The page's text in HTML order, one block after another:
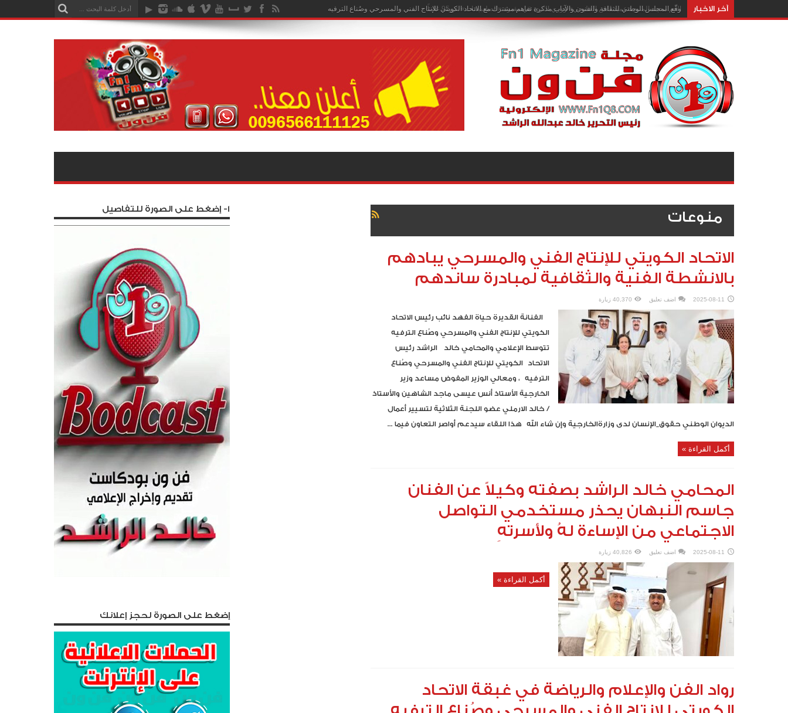
آخر الاخبار وقّع المجلس الوطني للثقافة والفنون والآداب مذكرة تفاهم مشترك مع الاتحاد الكويتي للإنتاج الفني والمسرحي وصُناع الترفيه
منوعات
الاتحاد الكويتي للإنتاج الفني والمسرحي يبادهم
بالانشطة الفنية والثقافية لمبادرة ساندهم
2025-08-11 اضف تعليق 40,370 زيارة
الكويتي للإنتاج الفني والمسرحي وصُناع الترفيه
تتوسط الإعلامي والمحامي خالد الراشد رئيس
الاتحاد الكويتي للإنتاج الفني والمسرحي وصُناع
الترفيه ، ومعالي الوزير المفوض مساعد وزير
الخارجية الأستاذ أنس عيسى ماجد الشاهين والأستاذ
/ خالد الارملي عضو اللجنة الثلاثية لتسيير أعمال
الديوان الوطني حقوق_الإنسان لدى وزارةالخارجية وإن شاء الله هذا اللقاء سيدعم أواصر التعاون فيما ...
أكمل القراءة »
المحامي خالد الراشد بصفته وكيلاً عن الفنان
جاسم النبهان يحذر مستخدمي التواصل
الاجتماعي من الإساءة لهُ ولأسرتهِ
2025-08-11 اضف تعليق 40,826 زيارة
أكمل القراءة »
رواد الفن والإعلام والرياضة في غبقة الاتحاد
1- إضغط على الصورة للتفاصيل
إضغط على الصورة لحجز إعلانك